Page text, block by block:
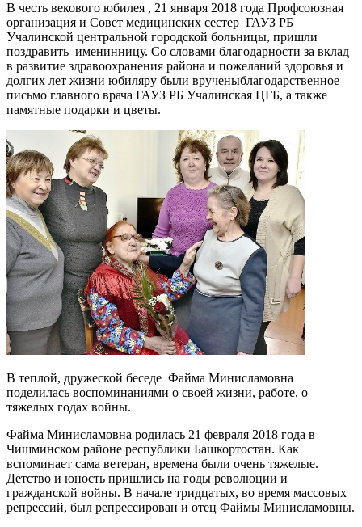
В честь векового юбилея , 21 января 2018 года Профсоюзная
организация и Совет медицинских сестер ГАУЗ РБ
Учалинской центральной городской больницы, пришли
поздравить именинницу. Со словами благодарности за вклад
в развитие здравоохранения района и пожеланий здоровья и
долгих лет жизни юбиляру были врученыблагодарственное
письмо главного врача ГАУЗ РБ Учалинская ЦГБ, а также
памятные подарки и цветы.
В теплой, дружеской беседе Файма Минисламовна
поделилась воспоминаниями о своей жизни, работе, о
тяжелых годах войны.
Файма Минисламовна родилась 21 февраля 2018 года в
Чишминском районе республики Башкортостан. Как
вспоминает сама ветеран, времена были очень тяжелые.
Детство и юность пришлись на годы революции и
гражданской войны. В начале тридцатых, во время массовых
репрессий, был репрессирован и отец Файмы Минисламовны.